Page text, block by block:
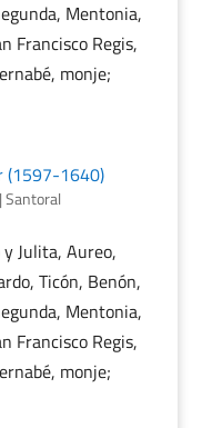
Mentonia,
Francisco Regis,
monje;
(1597-1640)
|Santoral
Julita, Aureo,
Ticón, Benón,
Mentonia,
Francisco Regis,
monje;